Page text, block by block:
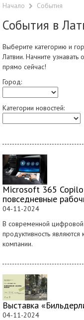
Начало Cобытия
События в
Выберите категорию и
Латвии. Начните
прямо сейчас!
Город:
Категории новостей:
Microsoft 365
повседневные
04-11-2024
В современной
продуктивность
компании.
Выставка
04-11-2024